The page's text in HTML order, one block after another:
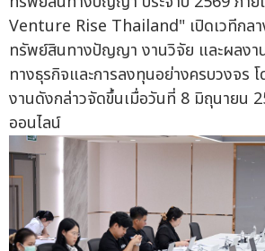
Venture Rise Thailand" เปิดเวทีกลา
ทรัพย์สินทางปัญญา งานวิจัย และผลงา
ทางธุรกิจและการลงทุนอย่างครบวงจร
งานดังกล่าวจัดขึ้นเมื่อวันที่ 8 มิถุนายน
ออนไลน์